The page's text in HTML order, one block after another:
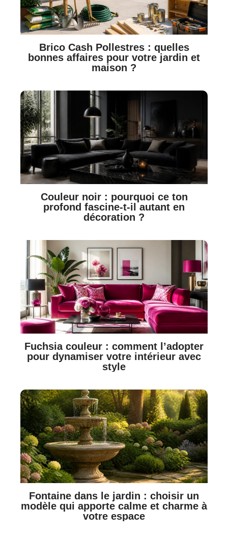
Brico Cash Pollestres : quelles
bonnes affaires pour votre jardin et
maison ?
Couleur noir : pourquoi ce ton
profond fascine-t-il autant en
décoration ?
Fuchsia couleur : comment l’adopter
pour dynamiser votre intérieur avec
style
Fontaine dans le jardin : choisir un
modèle qui apporte calme et charme à
votre espace